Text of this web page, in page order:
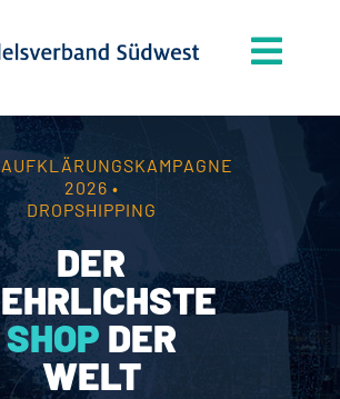
AUFKLÄRUNGSKAMPAGNE
2026 •
DROPSHIPPING
DER
EHRLICHSTE
SHOP DER
WELT